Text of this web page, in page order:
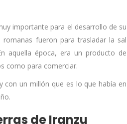
importante para el desarrollo de su
fueron para trasladar la sal
aquella época, era un producto de
como para comerciar.
con un millón que es lo que había en
de Iranzu